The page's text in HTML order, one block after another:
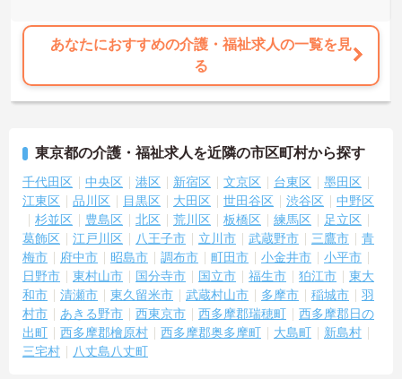
あなたにおすすめの介護・福祉求人の一覧を見
る
東京都の介護・福祉求人を近隣の市区町村から探す
千代田区 中央区 港区 新宿区 文京区 台東区
墨田区
江東区
品川区 目黒区 大田区 世田谷区 渋谷区
中野区
杉並区
豊島区 北区 荒川区 板橋区 練馬区
足立区
葛飾区
江戸川区 八王子市 立川市 武蔵野市 三鷹市
青
梅市
府中市 昭島市 調布市 町田市 小金井市
小平市
日野市
東村山市 国分寺市 国立市 福生市 狛江市
東大
和市
清瀬市 東久留米市 武蔵村山市 多摩市 稲城市
羽
村市
あきる野市 西東京市 西多摩郡瑞穂町
西多摩郡日の
出町
西多摩郡檜原村 西多摩郡奥多摩町 大島町
新島村
三宅村
八丈島八丈町